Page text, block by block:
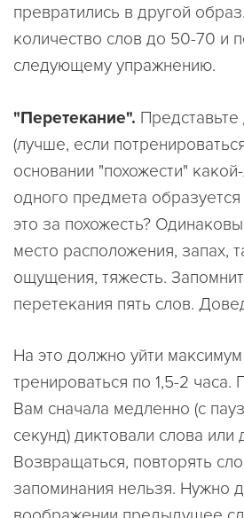
превратились в другой
количество слов до 50-70 и
следующему упражнению.
"Перетекание".
(лучше, если
основании "похожести"
одного предмета
это за похожесть?
место расположения, запах,
ощущения, тяжесть.
перетекания пять слов.
На это должно уйти
тренироваться по 1,5-2 часа.
Вам сначала медленно (с
секунд) диктовали слова или
Возвращаться, повторять
запоминания нельзя. Нужно